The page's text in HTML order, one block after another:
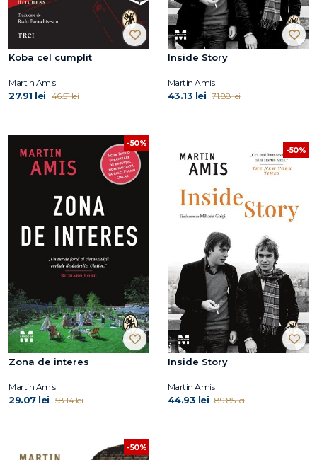
Koba cel cumplit
Martin Amis
27.91 lei 46.51 lei
Inside Story
Martin Amis
43.13 lei 71.88 lei
-50%
Zona de interes
Martin Amis
29.07 lei 58.14 lei
-50%
Inside Story
Martin Amis
44.93 lei 89.85 lei
-50%